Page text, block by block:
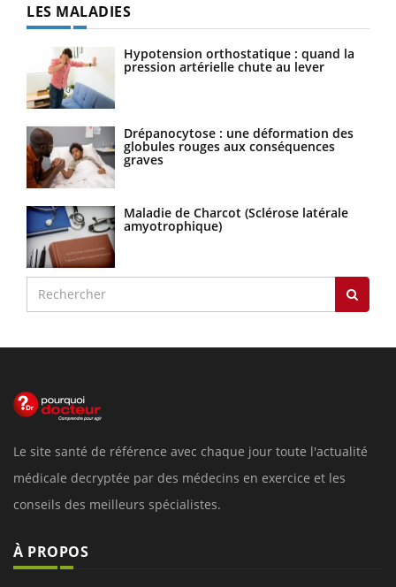
LES MALADIES
Hypotension orthostatique : quand la
pression artérielle chute au lever
Drépanocytose : une déformation des
globules rouges aux conséquences
graves
Maladie de Charcot (Sclérose latérale
amyotrophique)
Le site santé de référence avec chaque jour toute l'actualité
médicale decryptée par des médecins en exercice et les
conseils des meilleurs spécialistes.
À PROPOS